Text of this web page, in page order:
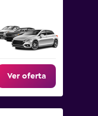
Ver oferta